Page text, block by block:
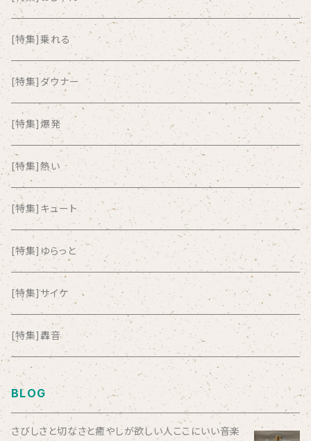
ALKASILKA
all about paradise
ALL ITEM 10 TIMES
Amia Calva
Amsterdamned
ANYO
And Summer Club
anticlockwise
Aysula
Bad Operation
[特集]乗れる
[特集]ダウナー
[特集]爆発
[特集]熱い
[特集]キュート
[特集]ゆらっと
[特集]サイケ
[特集]轟音
BLOG
さびしさと切なさと癒やしが欲しい人ここにいい音楽